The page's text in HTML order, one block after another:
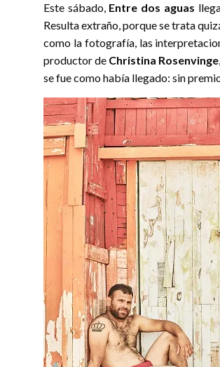
Este sábado,Entre dos aguas
Resulta extraño, porque se trata
como la fotografía, las
productor de Christina Rosenvinge
se fue como había llegado: sin